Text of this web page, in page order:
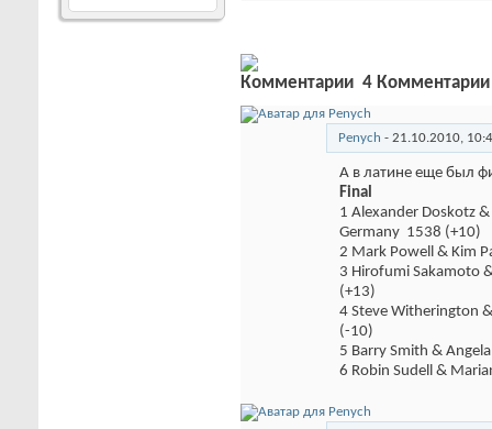
4 Комментарии
Penych - 21.10.2010,
А в латине еще был
Final
1 Alexander Doskotz
Germany 1538 (+10)
2 Mark Powell & Kim
3 Hirofumi Sakamoto
(+13)
4 Steve Witherington
(-10)
5 Barry Smith &
6 Robin Sudell &